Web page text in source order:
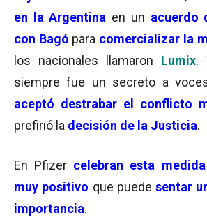
en la Argentina en un acuerdo
con Bagó para comercializar la
los nacionales llamaron Lumix.
siempre fue un secreto a
aceptó destrabar el conflicto
prefirió la decisión de la Justicia.
En Pfizer celebran esta medida
muy positivo que puedesentar
importancia.